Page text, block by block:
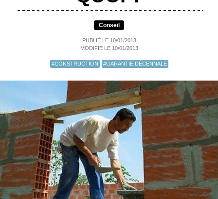
Conseil
PUBLIÉ LE 10/01/2013
MODIFIÉ LE 10/01/2013
#CONSTRUCTION #GARANTIE DÉCENNALE